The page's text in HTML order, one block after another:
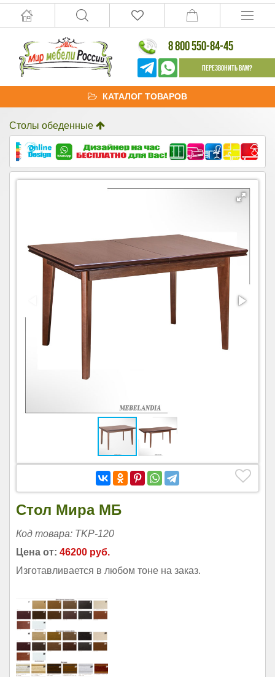
8 800 550-84-45
Перезвонить Вам?
КАТАЛОГ ТОВАРОВ
Столы обеденные
Стол Мира МБ
Код товара: TKP-120
Цена от: 46200 руб.
Изготавливается в любом тоне на заказ.